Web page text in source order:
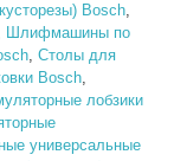
Bosch,
Шлифмашины по
, Столы для
Bosch,
лобзики
универсальные